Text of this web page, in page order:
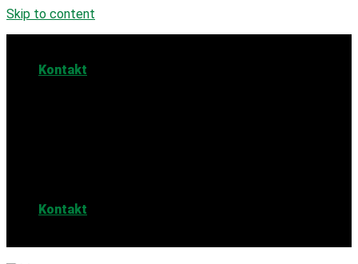
Skip to content
Kontakt
Kontakt